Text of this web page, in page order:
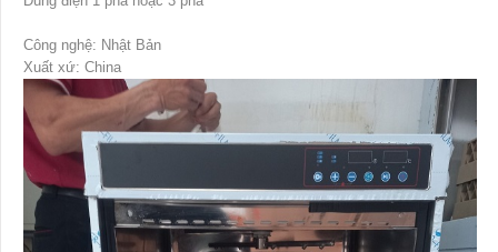
Công nghệ: Nhật Bản
Xuất xứ: China